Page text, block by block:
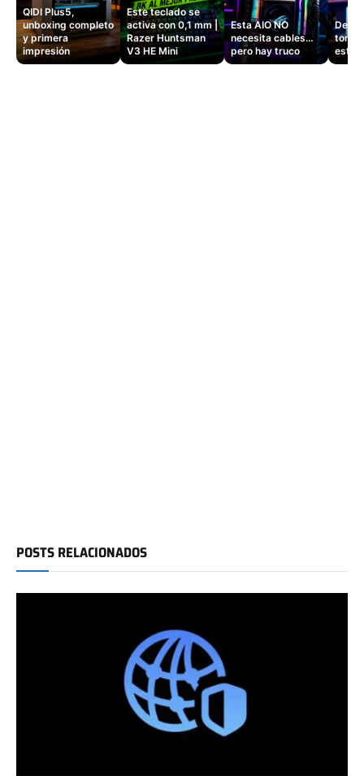
QIDI Plus5,
unboxing completo
y primera
impresión
Este teclado se
activa con 0,1 mm |
Razer Huntsman
V3 HE Mini
Esta AIO NO
necesita cables…
pero hay truco
Dejé
este
POSTS RELACIONADOS